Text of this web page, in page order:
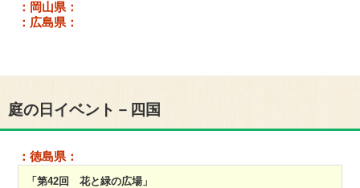
：岡山県：
：広島県：
庭の日イベント－四国
：徳島県：
「第42回 花と緑の広場」